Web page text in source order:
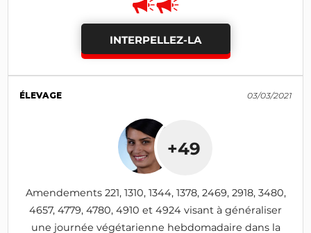
INTERPELLEZ-LA
ÉLEVAGE 03/03/2021
+49
Amendements 221, 1310, 1344, 1378, 2469, 2918, 3480,
4657, 4779, 4780, 4910 et 4924 visant à généraliser
une journée végétarienne hebdomadaire dans la